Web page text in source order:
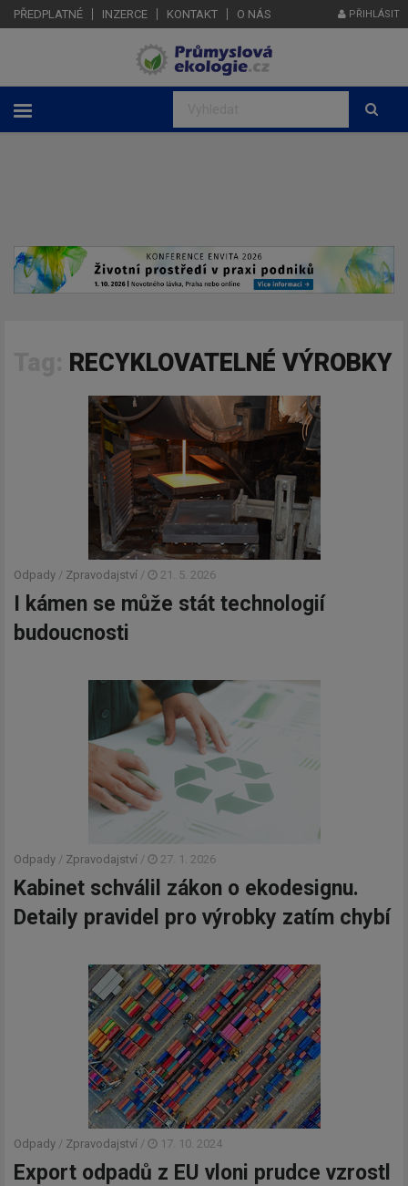
PŘEDPLATNÉ INZERCE KONTAKT O NÁS PŘIHLÁSIT
RECYKLOVATELNÉ VÝROBKY
Odpady / Zpravodajství / 21. 5. 2026
I kámen se může stát technologií
budoucnosti
Odpady / Zpravodajství / 27. 1. 2026
Kabinet schválil zákon o ekodesignu.
Detaily pravidel pro výrobky zatím chybí
Odpady / Zpravodajství / 17. 10. 2024
Export odpadů z EU vloni prudce vzrostl